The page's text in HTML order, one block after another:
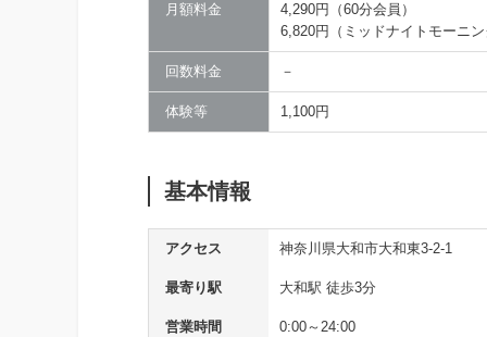
月額料金
4,290円（60分会員）
6,820円（ミッドナイトモーニン
回数料金 －
体験等 1,100円
基本情報
アクセス 神奈川県大和市大和東3-2-1
最寄り駅 大和駅 徒歩3分
営業時間 0:00～24:00